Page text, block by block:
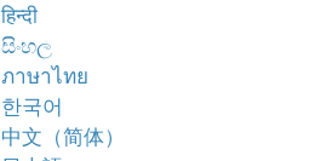
हिन्दी
සිංහල
ภาษาไทย
한국어
中文（简体）